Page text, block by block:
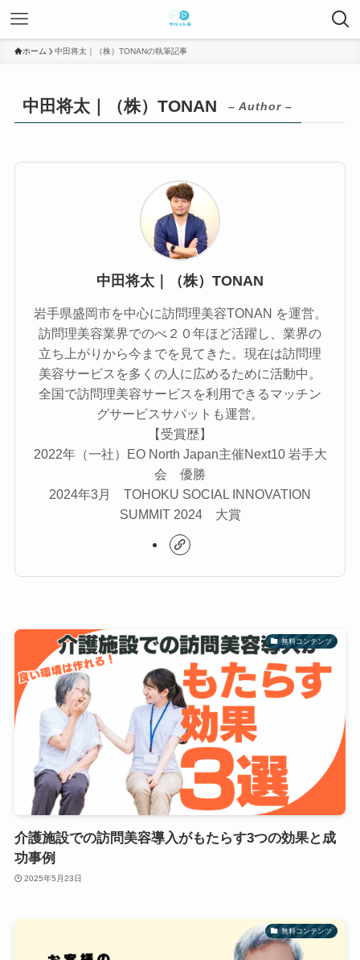
ホーム 中田将太｜（株）TONANの執筆記事
中田将太｜（株）TONAN – Author –
中田将太｜（株）TONAN
岩手県盛岡市を中心に訪問理美容TONAN を運営。
訪問理美容業界でのべ２０年ほど活躍し、業界の
立ち上がりから今までを見てきた。現在は訪問理
美容サービスを多くの人に広めるために活動中。
全国で訪問理美容サービスを利用できるマッチン
グサービスサパットも運営。
【受賞歴】
2022年（一社）EO North Japan主催Next10 岩手大
会 優勝
2024年3月 TOHOKU SOCIAL INNOVATION
SUMMIT 2024 大賞
無料コンテンツ
介護施設での訪問美容導入がもたらす3つの効果と成
功事例
2025年5月23日
無料コンテンツ